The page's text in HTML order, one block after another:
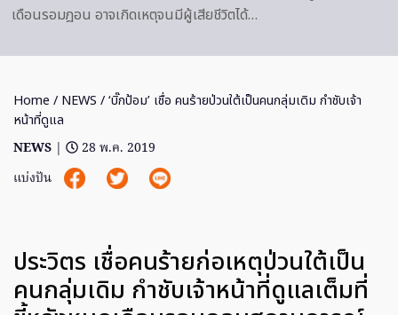
เดือนรอมฎอน อาจเกิดเหตุจนมีผู้เสียชีวิตได้…
Home / NEWS / ‘บิ๊กป้อม’ เชื่อ คนร้ายป่วนใต้เป็นคนกลุ่มเดิม กำชับเจ้า
หน้าที่ดูแล
NEWS |
28 พ.ค. 2019
แบ่งปัน
ประวิตร เชื่อคนร้ายก่อเหตุป่วนใต้เป็น
คนกลุ่มเดิม กำชับเจ้าหน้าที่ดูแลเต็มที่